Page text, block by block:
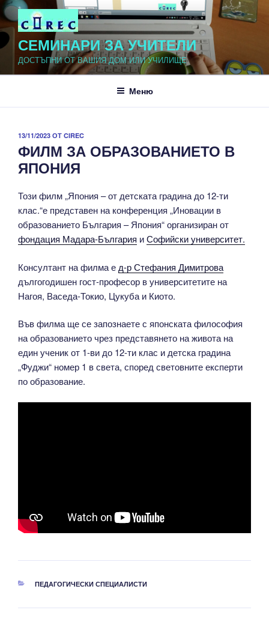
Напред
към
съдържанието
СЕМИНАРИ ЗА УЧИТЕЛИ
ДОСТЪПНИ ОТ ВАШИЯ ДОМ ИЛИ УЧИЛИЩЕ
Меню
ПУБЛИКУВАНО
НА
13/11/2023 ОТ CIREC
ФИЛМ ЗА ОБРАЗОВАНИЕТО В
ЯПОНИЯ
Този филм „Япония – от детската градина до 12-ти
клас.“е представен на конференция „Иновации в
образованието България – Япония“ организиран от
фондация Мадара-България иСофийски университет.
Консултант на филма е д-р Стефания Димитрова
дългогодишен гост-професор в университетите на
Нагоя, Васеда-Токио, Цукуба и Киото.
Във филма ще се запознаете с японската философия
на образованието чрез представянето на живота на
един ученик от 1-ви до 12-ти клас и детска градина
„Фуджи“ номер 1 в света, според световните експерти
по образование.
КАТЕГОРИИ
ПЕДАГОГИЧЕСКИ СПЕЦИАЛИСТИ